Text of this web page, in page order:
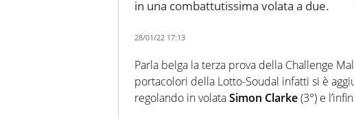
in una combattutissima volata a due.
28/01/22 17:13
Parla belga la terza prova della Challenge
portacolori della Lotto-Soudal infatti si è
regolando in volataSimon Clarke(3°) e